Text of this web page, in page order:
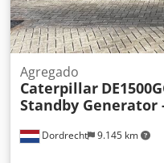
Dordrecht 9.145 km
Agregado
Caterpillar
Standby Generator